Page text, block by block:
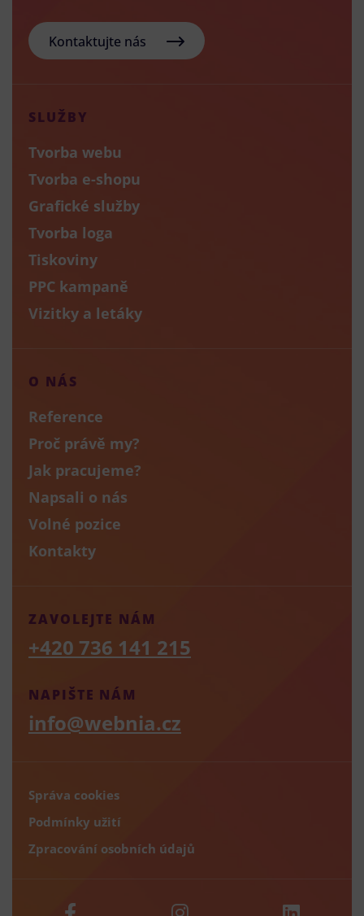
Kontaktujte nás
SLUŽBY
Tvorba webu
Tvorba e-shopu
Grafické služby
Tvorba loga
Tiskoviny
PPC kampaně
Vizitky a letáky
O NÁS
Reference
Proč právě my?
Jak pracujeme?
Napsali o nás
Volné pozice
Kontakty
NAPIŠTE NÁM
info@webnia.cz
ZAVOLEJTE NÁM
+420 736 141 215
Správa cookies
Podmínky užití
Zpracování osobních údajů